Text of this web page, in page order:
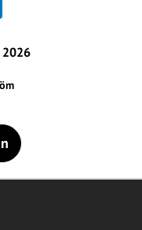
2026